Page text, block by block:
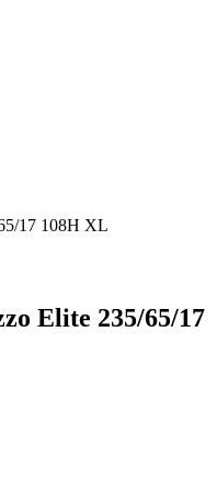
17 108H XL
Elite 235/65/17